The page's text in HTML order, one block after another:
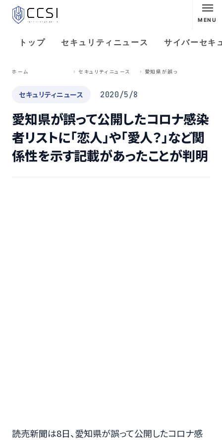
MENU
トップ セキュリティニュース サイバーセキ
ホーム セキュリティニュース
セキュリティニュース 2020/5/8
愛知県が誤って公開したコロナ感染
者リストに「恋人」や「愛人？」など関
係性を示す記載があったことが判明
読売新聞は8日、愛知県が誤って公開したコロナ感